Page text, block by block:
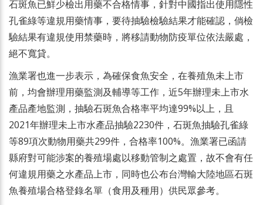
石斑魚已鮮少檢出用藥不合格情事，針對中國指出使用隱性
孔雀綠等違規用藥情事，要待抽驗檢驗結果才能確認，倘檢
驗結果有違規使用禁藥時，將移請動物防疫單位依法嚴處，
絕不寬貸。
漁業署也進一步表示，為確保食魚安全，在養殖魚未上市
前，均會辦理用藥監測及輔導等工作，近5年辦理未上市水
產品產地監測，抽驗石斑魚合格率平均達99%以上，且
2021年辦理未上市水產品抽驗2230件，石斑魚抽驗孔雀綠
等89項次動物用藥共299件，合格率100%。漁業署已函請
縣府對可能涉案的養殖場處以移動管制之處置，故不會有任
何違規用藥之水產品上市，同時也公布台灣輸大陸地區石斑
魚養殖場合格登錄名單（食用及種用）供民眾參考。